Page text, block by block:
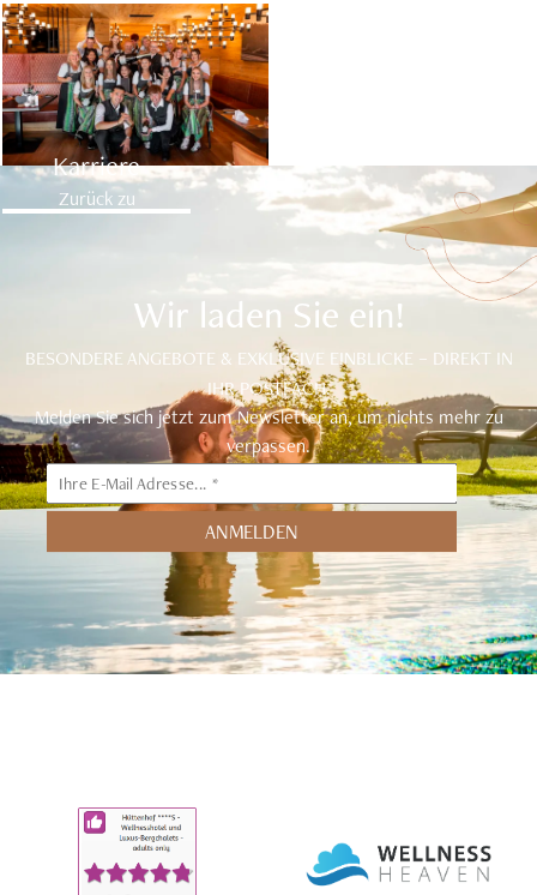
Zurück zu
Karriere
Wir laden Sie ein!
BESONDERE ANGEBOTE & EXKLUSIVE EINBLICKE – DIREKT IN
IHR POSTFACH.
Melden Sie sich jetzt zum Newsletter an, um nichts mehr zu
verpassen.